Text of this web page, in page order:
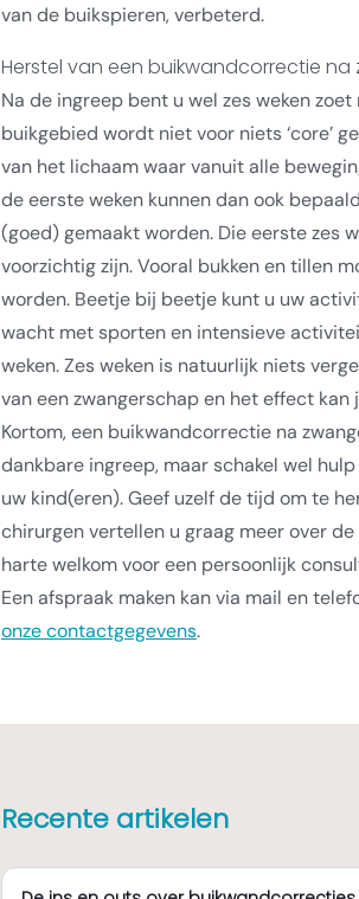
van de buikspieren, verbeterd.
Herstel van een buikwandcorrectie
Na de ingreep bent u wel zes weken
buikgebied wordt niet voor niets ‘core’
van het lichaam waar vanuit alle
de eerste weken kunnen dan ook
(goed) gemaakt worden. Die eerste zes
voorzichtig zijn. Vooral bukken en tillen
worden. Beetje bij beetje kunt u uw
wacht met sporten en intensieve
weken. Zes weken is natuurlijk niets
van een zwangerschap en het effect kan
Kortom, een buikwandcorrectie na
dankbare ingreep, maar schakel wel
uw kind(eren). Geef uzelf de tijd om te
chirurgen vertellen u graag meer over
harte welkom voor een persoonlijk
Een afspraak maken kan via mail en
onze contactgegevens.
Recente artikelen